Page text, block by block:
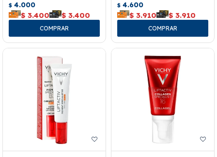
$ 4.000
$ 3.400 $ 3.400
$ 4.600
$ 3.910 $ 3.910